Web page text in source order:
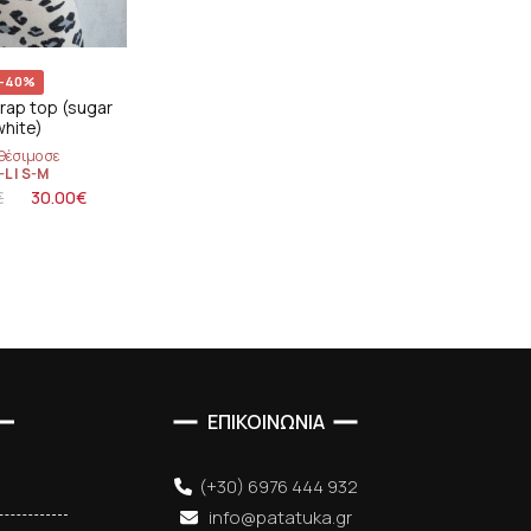
-40%
top (sugar
σε
L|S-M
30.00€
ΕΠΙΚΟΙΝΩΝΙΑ
(+30) 6976 444 932
info@patatuka.gr